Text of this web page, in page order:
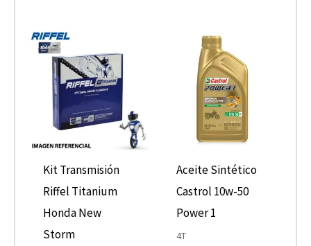
Kit Transmisión
Riffel Titanium
Honda New
Storm
Aceite Sintético
Castrol 10w-50
Power 1
4T